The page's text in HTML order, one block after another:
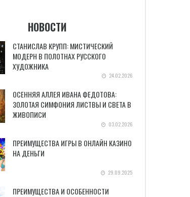
НОВОСТИ
СТАНИСЛАВ КРУПП: МИСТИЧЕСКИЙ
МОДЕРН В ПОЛОТНАХ РУССКОГО
ХУДОЖНИКА
24.02.2026
ОСЕННЯЯ АЛЛЕЯ ИВАНА ФЕДОТОВА:
ЗОЛОТАЯ СИМФОНИЯ ЛИСТВЫ И СВЕТА В
ЖИВОПИСИ
03.02.2026
ПРЕИМУЩЕСТВА ИГРЫ В ОНЛАЙН КАЗИНО
НА ДЕНЬГИ
29.09.2025
ПРЕИМУЩЕСТВА И ОСОБЕННОСТИ